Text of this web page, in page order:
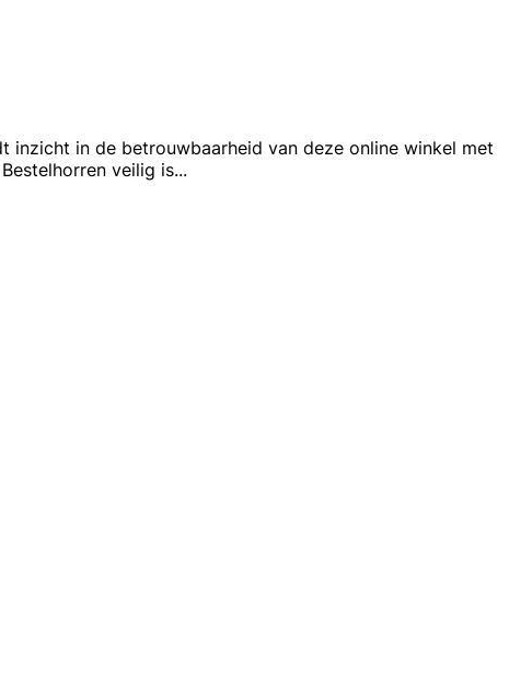
inzicht in de betrouwbaarheid van deze online winkel met
veilig is...